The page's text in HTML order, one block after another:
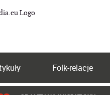
Folk-relacje